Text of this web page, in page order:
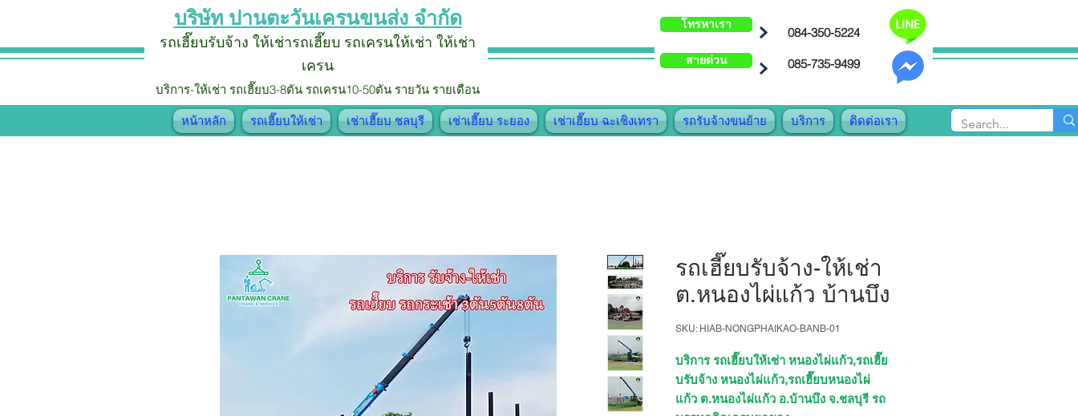
บริษัท ปานตะวันเครนขนส่ง จำกัด
รถเฮี๊ยบรับจ้าง ให้เช่ารถเฮี๊ยบ รถเครนให้เช่า ให้เช่า
เครน
บริการ-ให้เช่า รถเฮี๊ยบ3-8ตัน รถเครน10-50ตัน รายวัน รายเดือน
โทรหาเรา
สายด่วน
084-350-5224
085-735-9499
หน้าหลัก รถเฮี๊ยบให้เช่า เช่าเฮี๊ยบ ชลบุรี เช่าเฮี๊ยบ ระยอง เช่าเฮี๊ยบ ฉะเชิงเทรา รถรับจ้างขนย้าย บริการ ติดต่อเรา
รถเฮี๊ยบรับจ้าง-ให้เช่า
ต.หนองไผ่แก้ว บ้านบึง
SKU: HIAB-NONGPHAIKAO-BANB-01
บริการ รถเฮี๊ยบให้เช่า หนองไผ่แก้ว,รถเฮี๊ย
บรับจ้าง หนองไผ่แก้ว,รถเฮี๊ยบหนองไผ่
แก้ว ต.หนองไผ่แก้ว อ.บ้านบึง จ.ชลบุรี รถ